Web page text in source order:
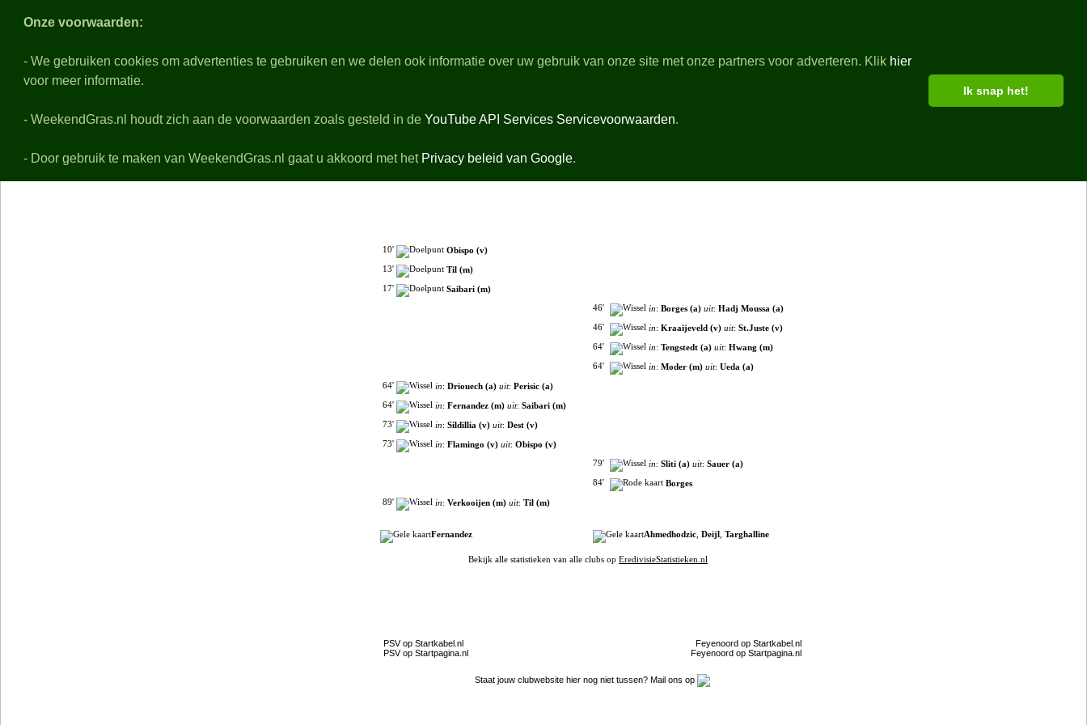
Onze voorwaarden:
- We gebruiken cookies om advertenties te gebruiken en we delen ook informatie over uw gebruik van onze site met onze partners voor adverteren. Klik hier
voor meer informatie.
- WeekendGras.nl houdt zich aan de voorwaarden zoals gesteld in de YouTube API Services Servicevoorwaarden.
- Door gebruik te maken van WeekendGras.nl gaat u akkoord met het Privacy beleid van Google.
Ik snap het!
WeekendGras.nl
Zondag 01 Februari 2026 14:30 - Philips Stadion Eindhoven
PSV
+ Opstellingen
10' Obispo (v)
13' Til (m)
17' Saibari (m)
46' in: Borges (a) uit: Hadj Moussa (a)
46' in: Kraaijeveld (v) uit: St.Juste (v)
64' in: Tengstedt (a) uit: Hwang (m)
64' in: Moder (m) uit: Ueda (a)
64' in: Driouech (a) uit: Perisic (a)
64' in: Fernandez (m) uit: Saibari (m)
73' in: Sildillia (v) uit: Dest (v)
73' in: Flamingo (v) uit: Obispo (v)
79' in: Sliti (a) uit: Sauer (a)
84' Borges
89' in: Verkooijen (m) uit: Til (m)
Fernandez Ahmedhodzic Deijl Targhalline
Bekijk alle statistieken van alle clubs op EredivisieStatistieken.nl
PSV op Startkabel.nl
PSV op Startpagina.nl
Feyenoord op Startkabel.nl
Feyenoord op Startpagina.nl
Staat jouw clubwebsite hier nog niet tussen? Mail ons op